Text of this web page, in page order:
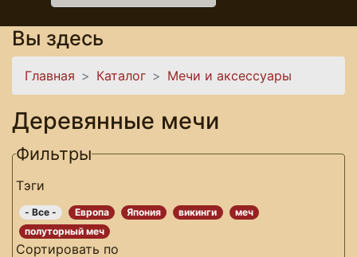
Вы здесь
Главная Каталог Мечи и аксессуары
Деревянные мечи
Фильтры
Тэги
- Все - Европа Япония викинги
меч
полуторный меч
Сортировать по